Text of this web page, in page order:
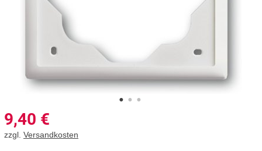
9,40 €
zzgl. Versandkosten